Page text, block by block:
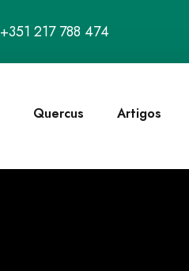
+351 217 788 474
Quercus Artigos